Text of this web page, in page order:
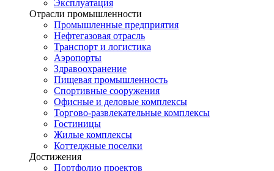
Эксплуатация
Отрасли промышленности
Промышленные предприятия
Нефтегазовая отрасль
Транспорт и логистика
Аэропорты
Здравоохранение
Пищевая промышленность
Спортивные сооружения
Офисные и деловые комплексы
Торгово-развлекательные комплексы
Гостиницы
Жилые комплексы
Коттеджные поселки
Достижения
Портфолио проектов